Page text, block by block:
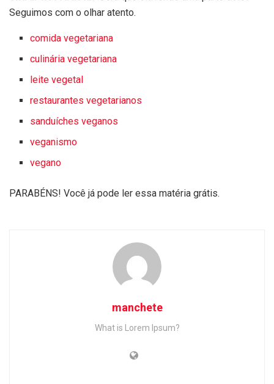
Seguimos com o olhar atento.
comida vegetariana
culinária vegetariana
leite vegetal
restaurantes vegetarianos
sanduíches veganos
veganismo
vegano
PARABÉNS! Você já pode ler essa matéria grátis.
manchete
What is Lorem Ipsum?